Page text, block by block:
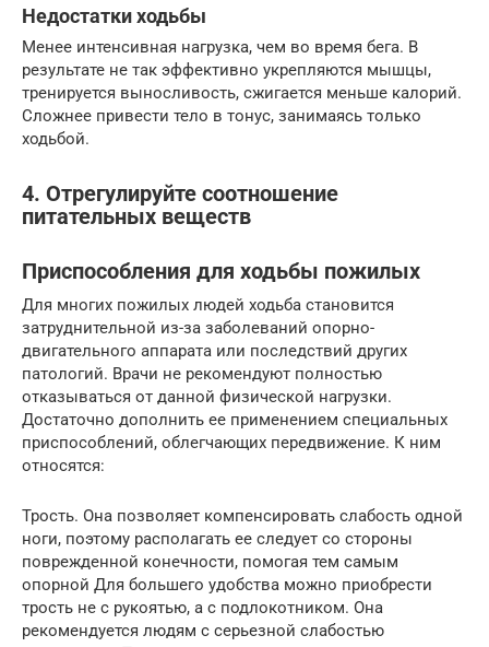
Недостатки ходьбы
Менее интенсивная нагрузка, чем во время бега. В
результате не так эффективно укрепляются мышцы,
тренируется выносливость, сжигается меньше калорий.
Сложнее привести тело в тонус, занимаясь только
ходьбой.
4. Отрегулируйте соотношение
питательных веществ
Приспособления для ходьбы пожилых
Для многих пожилых людей ходьба становится
затруднительной из-за заболеваний опорно-
двигательного аппарата или последствий других
патологий. Врачи не рекомендуют полностью
отказываться от данной физической нагрузки.
Достаточно дополнить ее применением специальных
приспособлений, облегчающих передвижение. К ним
относятся:
Трость. Она позволяет компенсировать слабость одной
ноги, поэтому располагать ее следует со стороны
поврежденной конечности, помогая тем самым
опорной Для большего удобства можно приобрести
трость не с рукоятью, а с подлокотником. Она
рекомендуется людям с серьезной слабостью